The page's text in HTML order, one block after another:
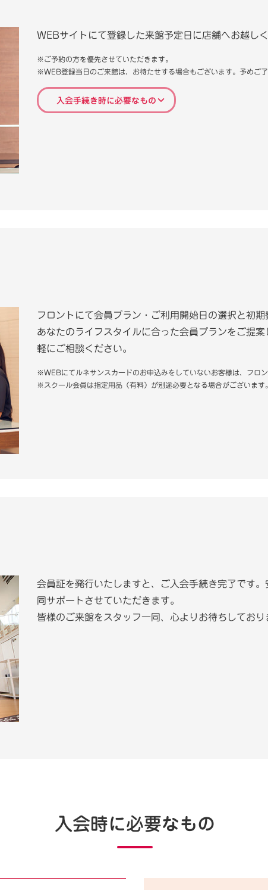
WEBサイトにて登録した来館予定日に店舗へお越しく
※ご予約の方を優先させていただきます。
※WEB登録当日のご来館は、お待たせする場合もございます。予めご了
入会手続き時に必要なもの
フロントにて会員プラン・ご利用開始日の選択と初期
あなたのライフスタイルに合った会員プランをご提
軽にご相談ください。
※WEBにてルネサンスカードのお申込みをしていないお客様は、フロ
※スクール会員は指定用品（有料）が別途必要となる場合がございます。
会員証を発行いたしますと、ご入会手続き完了です
同サポートさせていただきます。
皆様のご来館をスタッフ一同、心よりお待ちしており
入会時に必要なもの